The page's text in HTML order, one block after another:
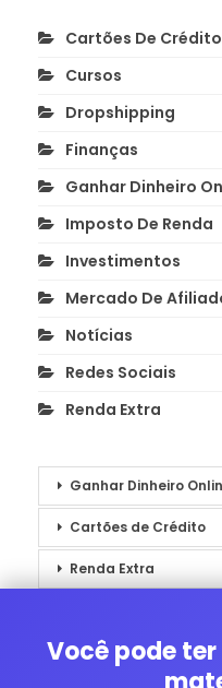
Cartões De Crédito
Cursos
Dropshipping
Finanças
Ganhar Dinheiro
Imposto De Renda
Investimentos
Mercado De
Notícias
Redes Sociais
Renda Extra
Ganhar Dinheiro
Cartões de Crédito
Renda Extra
Você pode